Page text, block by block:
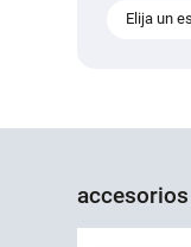
Elija un